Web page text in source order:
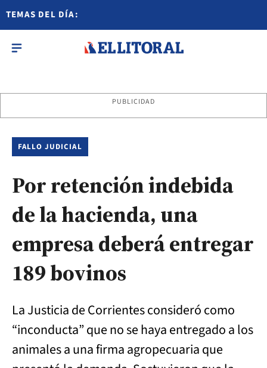
TEMAS DEL DÍA:
PUBLICIDAD
FALLO JUDICIAL
Por retención indebida
de la hacienda, una
empresa deberá entregar
189 bovinos
La Justicia de Corrientes consideró como
“inconducta” que no se haya entregado a los
animales a una firma agropecuaria que